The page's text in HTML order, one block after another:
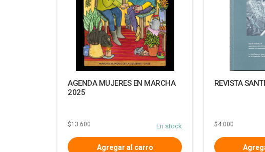
AGENDA MUJERES EN MARCHA
2025
En stock
$13.600
REVISTA
$4.000